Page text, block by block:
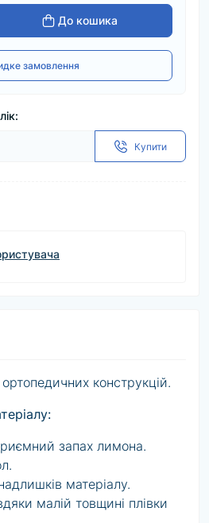
До кошика
замовлення
Купити
конструкцій.
запах лимона.
матеріалу.
малій товщині плівки